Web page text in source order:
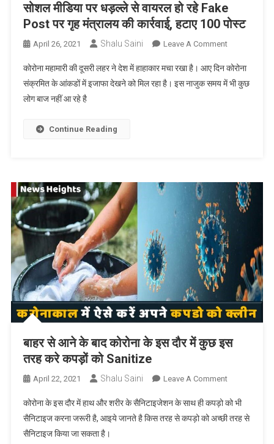
सोशल मीडिया पर धड़ल्ले से वायरल हो रहे Fake
Post पर गृह मंत्रालय की कार्रवाई, हटाए 100 पोस्ट
April 26, 2021 Shalu Saini Leave A CommentOn
मीडिया
पर
Post
की
कार्रवाई,
100
पोस्ट
कोरोना महामारी की दूसरी लहर ने देश में हाहाकार मचा रखा है। आए दिन कोरोना
संक्रमित के आंकडों में इजाफा देखने को मिल रहा है। इस नाजुक समय में भी कुछ
लोग बाज नहीं आ रहे है
Continue Reading
बाहर से आने के बाद कोरोना के इस दौर में कुछ इस
तरह करे कपड़ों को Sanitize
April 22, 2021 Shalu Saini Leave A CommentOn
से
आने
कोरोना के इस दौर में हाथ और शरीर के सैनिटाइजेशन के साथ ही कपड़ो को भी
सैनिटाइज करना जरूरी है, आइये जानते है किस तरह से कपड़ो को अच्छी तरह से
सैनिटाइज किया जा सकता है।